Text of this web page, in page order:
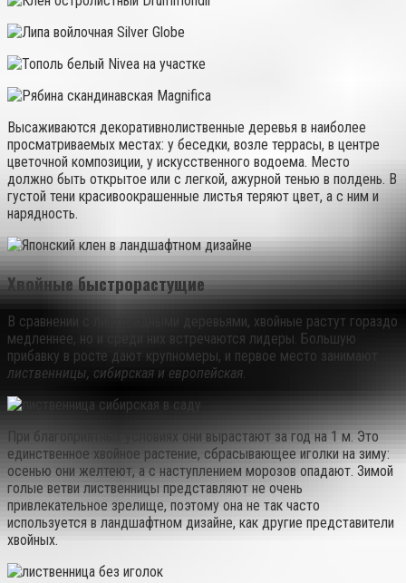
Высаживаются декоративнолиственные деревья в наиболее
просматриваемых местах: у беседки, возле террасы, в центре
цветочной композиции, у искусственного водоема. Место
должно быть открытое или с легкой, ажурной тенью в полдень. В
густой тени красивоокрашенные листья теряют цвет, а с ним и
нарядность.
Хвойные быстрорастущие
В сравнении с листопадными деревьями, хвойные растут гораздо
медленнее, но и среди них встречаются лидеры. Большую
прибавку в росте дают крупномеры, и первое место занимают
лиственницы, сибирская и европейская
При благоприятных условиях они вырастают за год на 1 м. Это
единственное хвойное растение, сбрасывающее иголки на зиму:
осенью они желтеют, а с наступлением морозов опадают. Зимой
голые ветви лиственницы представляют не очень
привлекательное зрелище, поэтому она не так часто
используется в ландшафтном дизайне, как другие представители
хвойных.